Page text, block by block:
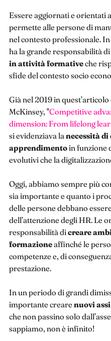
Essere aggiornati e orientati
permette alle persone di
nel contesto professionale.
ha la grande responsabilità di
in attività formativeche
sfide del contesto socio
Già nel 2019 in
McKinsey, ​​"Competitive
dimension: From lifelong
si evidenziava la necessità
apprendimentoin funzione
evolutivi che la
Oggi, abbiamo sempre più
sia importante e quanto i
delle persone debbano
dell’attenzione degli HR. Le
responsabilità dicreare
formazioneaffinché le
competenze e, di
prestazione.
In un periodo di grandi
importante creare nuovi
che non passino solo
sappiamo, non è infinito!